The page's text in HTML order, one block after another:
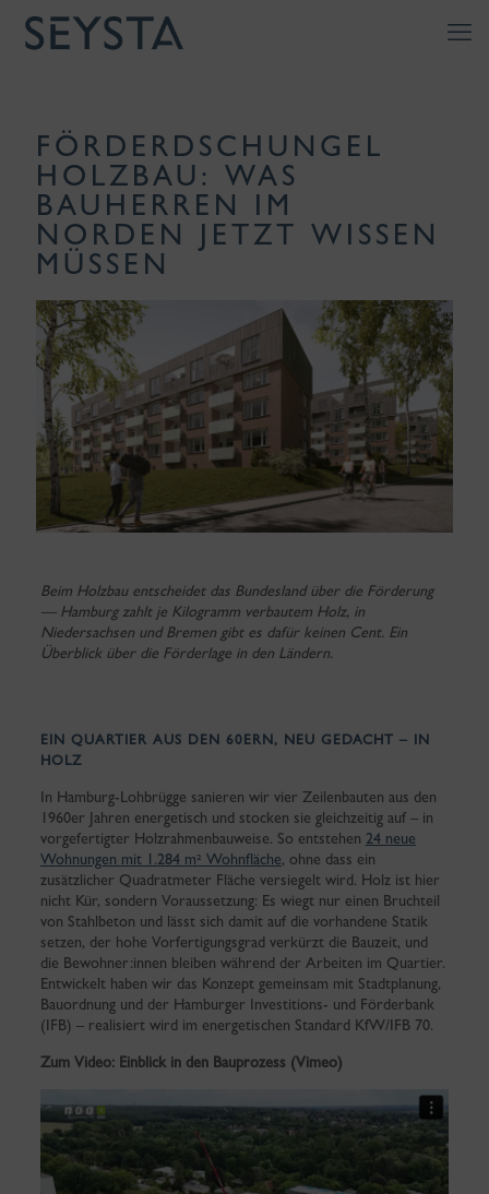
FÖRDERDSCHUNGEL
HOLZBAU: WAS
BAUHERREN IM
NORDEN JETZT WISSEN
MÜSSEN
Beim Holzbau entscheidet das Bundesland über die Förderung
— Hamburg zahlt je Kilogramm verbautem Holz, in
Niedersachsen und Bremen gibt es dafür keinen Cent. Ein
Überblick über die Förderlage in den Ländern.
EIN QUARTIER AUS DEN 60ERN, NEU GEDACHT – IN
HOLZ
In Hamburg-Lohbrügge sanieren wir vier Zeilenbauten aus den
1960er Jahren energetisch und stocken sie gleichzeitig auf – in
vorgefertigter Holzrahmenbauweise. So entstehen 24 neue
Wohnungen mit 1.284 m² Wohnfläche, ohne dass ein
zusätzlicher Quadratmeter Fläche versiegelt wird. Holz ist hier
nicht Kür, sondern Voraussetzung: Es wiegt nur einen Bruchteil
von Stahlbeton und lässt sich damit auf die vorhandene Statik
setzen, der hohe Vorfertigungsgrad verkürzt die Bauzeit, und
die Bewohner:innen bleiben während der Arbeiten im Quartier.
Entwickelt haben wir das Konzept gemeinsam mit Stadtplanung,
Bauordnung und der Hamburger Investitions- und Förderbank
(IFB) – realisiert wird im energetischen Standard KfW/IFB 70.
Zum Video: Einblick in den Bauprozess (Vimeo)